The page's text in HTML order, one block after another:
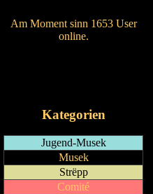
Am Moment sinn 1653 User
online.
Kategorien
Jugend-Musek
Musek
Strëpp
Comité